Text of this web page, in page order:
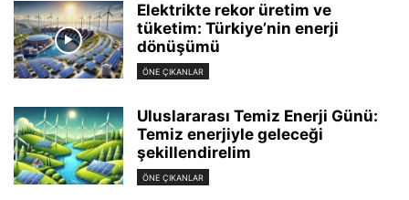
Elektrikte rekor üretim ve
tüketim: Türkiye’nin enerji
dönüşümü
ÖNE ÇIKANLAR
Uluslararası Temiz Enerji Günü:
Temiz enerjiyle geleceği
şekillendirelim
ÖNE ÇIKANLAR